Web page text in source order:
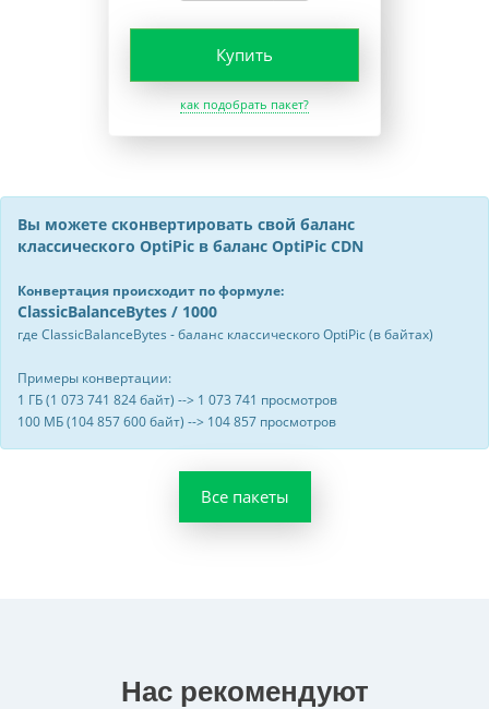
Купить
как подобрать пакет?
Вы можете сконвертировать свой баланс
классического OptiPic в баланс OptiPic CDN
Конвертация происходит по формуле:
ClassicBalanceBytes / 1000
где ClassicBalanceBytes - баланс классического OptiPic (в байтах)
Примеры конвертации:
1 ГБ (1 073 741 824 байт) --> 1 073 741 просмотров
100 МБ (104 857 600 байт) --> 104 857 просмотров
Все пакеты
Нас рекомендуют